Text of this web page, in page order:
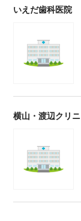
いえだ歯科医院
横山・渡辺クリ